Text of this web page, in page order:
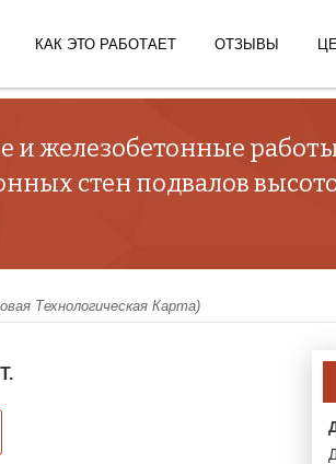
КАК ЭТО РАБОТАЕТ ОТЗЫВЫ
и железобетонные
стен подвалов
Технологическая Карта)